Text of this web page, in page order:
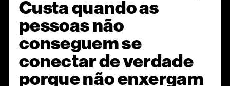
Custa quando as
pessoas não
conseguem se
conectar de verdade
porque não enxergam